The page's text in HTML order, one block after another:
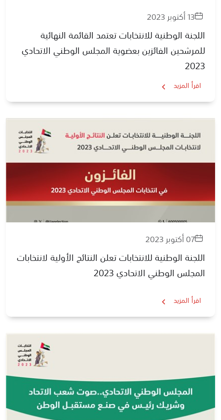
13 أكتوبر 2023
اللجنة الوطنية للانتخابات تعتمد القائمة النهائية
للمرشحين الفائزين بعضوية المجلس الوطني الاتحادي
2023
اقرأ المزيد
07 أكتوبر 2023
اللجنة الوطنية للانتخابات تعلن النتائج الأولية لانتخابات
المجلس الوطني الاتحادي 2023
اقرأ المزيد